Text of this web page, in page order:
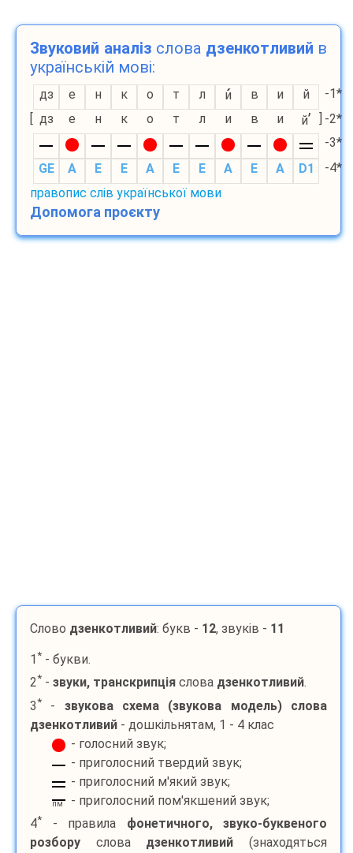
Звуковий аналіз слова дзенкотливий в
українській мові:
дз е н к о т л и в и й
-1*
[ дз е н к о т л и в и й’ ] -2*
-3*
GE
A E E A E E A E A D1
-4*
правопис слів української мови
Допомога проєкту
Слово дзенкотливий: букв - 12, звуків - 11
1 * - букви.
2* - звуки, транскрипція слова дзенкотливий.
3* - звукова схема (звукова модель) слова
дзенкотливий - дошкільнятам, 1 - 4 клас
- голосний звук;
- приголосний твердий звук;
- приголосний м'який звук;
пм
- приголосний пом'якшений звук;
4* - правила фонетичного, звуко-буквеного
розбору слова дзенкотливий (знаходяться